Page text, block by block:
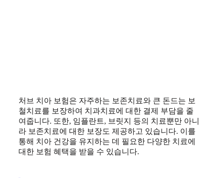
처브 치아 보험은 자주하는 보존치료와 큰 돈드는 보
철치료를 보장하여 치과치료에 대한 결제 부담을 줄
여줍니다. 또한, 임플란트, 브릿지 등의 치료뿐만 아니
라 보존치료에 대한 보장도 제공하고 있습니다. 이를
통해 치아 건강을 유지하는 데 필요한 다양한 치료에
대한 보험 혜택을 받을 수 있습니다.